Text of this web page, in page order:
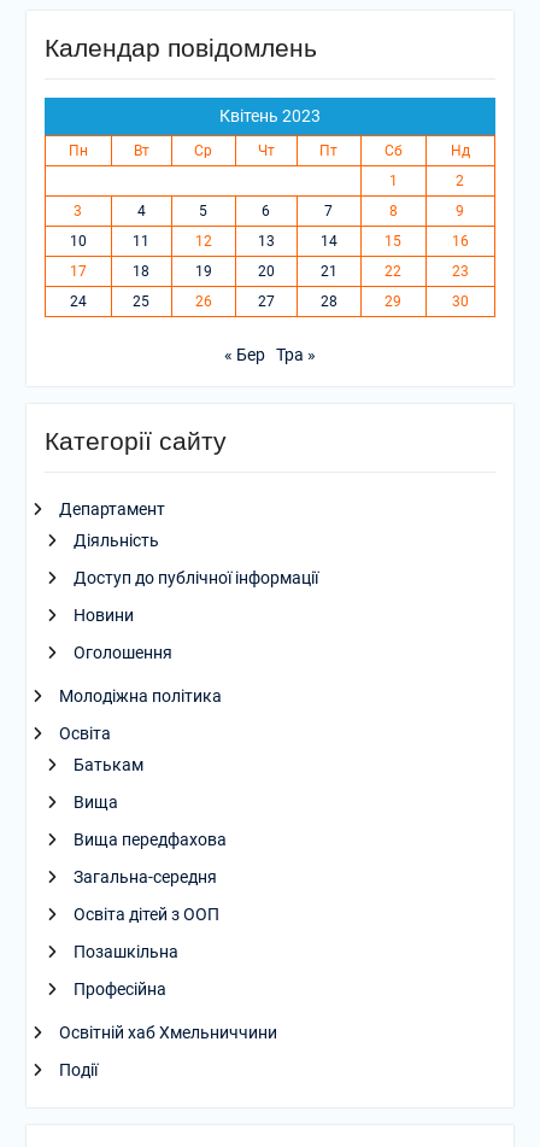
Календар повідомлень
Квітень 2023
Пн Вт Ср Чт Пт Сб
Нд
1
2
3
4 5 6 7 8
9
10
11 12 13 14 15
16
17
18 19 20 21 22
23
24
25 26 27 28 29 30
« Бер Тра »
Категорії сайту
Департамент
Діяльність
Доступ до публічної інформації
Новини
Оголошення
Молодіжна політика
Освіта
Батькам
Вища
Вища передфахова
Загальна-середня
Освіта дітей з ООП
Позашкільна
Професійна
Освітній хаб Хмельниччини
Події